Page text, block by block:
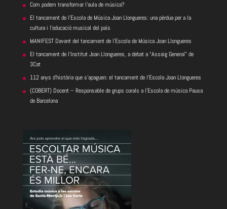
Com podem transformar l’aula de música?
El tancament de l’Escola de Música Joan Llongueres: una pèrdua per a la
cultura i l’educació musical del país
MANIFEST Davant del tancament de l’Escola de Música Joan Llongueres
El tancament de l’Institut Joan Llongueres, a debat a “Assaig General” de
3Cat
112 anys d’història que s’apaguen: el tancament de l’Escola Joan Llongueres
(COBERT) Docent – Responsable de grups corals a l’Escola de música Pausa
de Barcelona